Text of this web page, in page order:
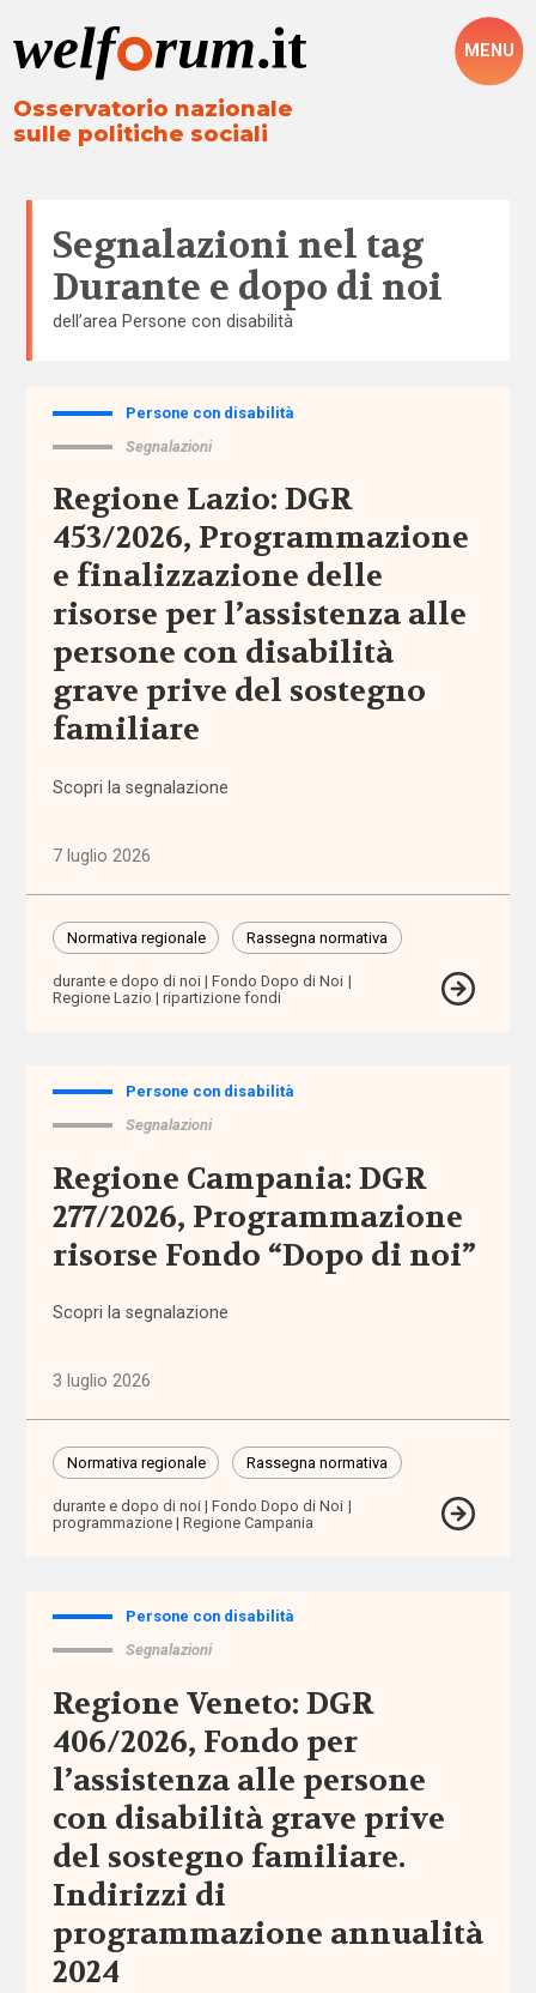
Osservatorio nazionale
sulle politiche sociali
MENU
Segnalazioni nel tag
Durante e dopo di noi
dell’area Persone con disabilità
Tutto
Altre
(1.316)
Anziani
(744)
Famiglie,
adolescenza
Migrazioni
(1.072)
Persone
con
disabilità
Politiche
e governo
(1.768)
Povertà e
disuguaglianze
sociali
(344)
Terzo
settore
(752)
Sezioni
Dati e
ricerche
Esperienze
Eventi
I seminari
Persone con disabilità
Segnalazioni
Regione Lazio: DGR
453/2026, Programmazione
e finalizzazione delle
risorse per l’assistenza alle
persone con disabilità
grave prive del sostegno
familiare
Scopri la segnalazione
7 luglio 2026
Normativa regionale Rassegna normativa
durante e dopo di noi
Fondo Dopo di Noi
Regione Lazio
ripartizione fondi
Persone con disabilità
Segnalazioni
Regione Campania: DGR
277/2026, Programmazione
risorse Fondo “Dopo di noi”
Scopri la segnalazione
3 luglio 2026
Normativa regionale Rassegna normativa
durante e dopo di noi
Fondo Dopo di Noi
programmazione
Regione Campania
Persone con disabilità
Segnalazioni
Regione Veneto: DGR
406/2026, Fondo per
l’assistenza alle persone
con disabilità grave prive
del sostegno familiare.
Indirizzi di
programmazione annualità
2024